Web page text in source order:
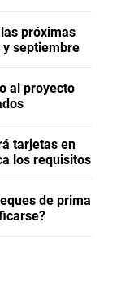
próximas
y septiembre
al proyecto
tarjetas en
los requisitos
de prima